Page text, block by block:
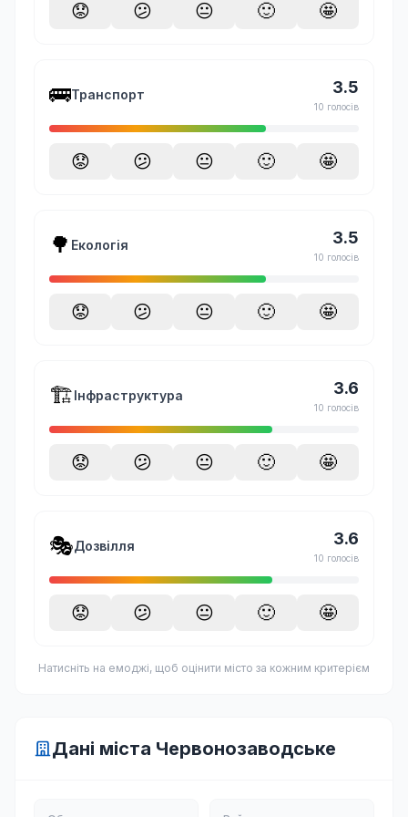
😟 😕 😐 🙂 🤩
🚌Транспорт 3.5
10 голосів
😟 😕 😐 🙂 🤩
🌳 Екологія 3.5
10 голосів
😟 😕 😐 🙂 🤩
🏗️Інфраструктура 3.6
10 голосів
😟 😕 😐 🙂 🤩
🎭Дозвілля 3.6
10 голосів
😟 😕 😐 🙂 🤩
Натисніть на емоджі, щоб оцінити місто за кожним критерієм
Дані міста Червонозаводське